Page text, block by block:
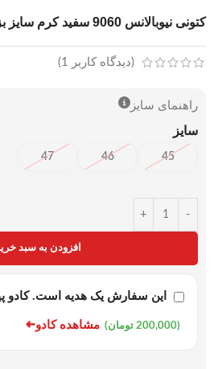
کتونی نیوبالانس 9060 سفید کرم سایز بزرگ کد 5946
(دیدگاه کاربر 1
)
راهنمای سایز
سایز
45
46
47
-
+
افزودن به سبد
این سفارش یک هدیه است. کادو
(200,000 تومان) مشاهده کادو➜